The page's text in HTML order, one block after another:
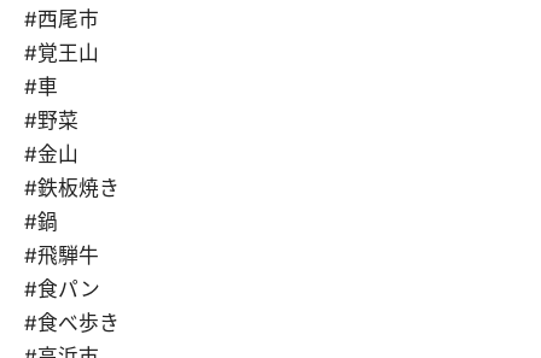
#西尾市
#覚王山
#車
#野菜
#金山
#鉄板焼き
#鍋
#飛騨牛
#食パン
#食べ歩き